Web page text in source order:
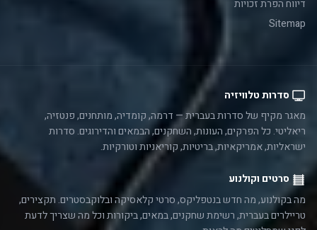
דיווח הפרת זכויות
Sitemap
סדרות טלוויזיה
מאגר מקיף של סדרות בעברית — דרמה, קומדיה, מותחנים, פנטזיה,
ריאליטי. כל הפרקים, העונות, השחקנים, הבמאים והדירוגים. סדרות
ישראליות, אמריקאיות, בריטיות, קוריאניות וטורקיות.
סרטים וקולנוע
מה בקולנוע, מה חדש בנטפליקס, סרטי קלאסיקה ובלוקבסטרים. תקצירים,
טריילרים בעברית, רשימת שחקנים, במאים, ביקורות וכל מה שצריך לדעת